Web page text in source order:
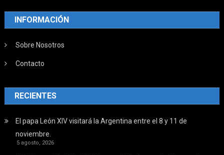
INFORMACIÓN
Sobre Nosotros
Contacto
RECIENTES
El papa León XIV visitará la Argentina entre el 8 y 11 de
noviembre.
5 agosto, 2026